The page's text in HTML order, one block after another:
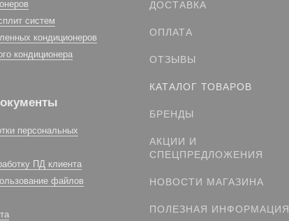
систем
кондиционеров
кондиционера
персональных
ПД клиента
файлов
ДОСТАВКА
ОПЛАТА
ОТЗЫВЫ
КАТАЛОГ ТОВАРОВ
БРЕНДЫ
АКЦИИ И
СПЕЦПРЕДЛОЖЕНИЯ
НОВОСТИ МАГАЗИНА
ПОЛЕЗНАЯ ИНФОРМАЦИЯ